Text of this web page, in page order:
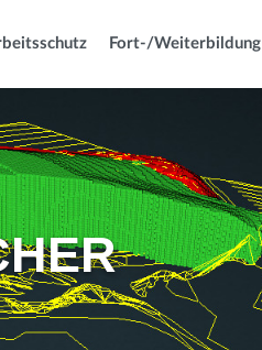
Fort-/Weiterbildung